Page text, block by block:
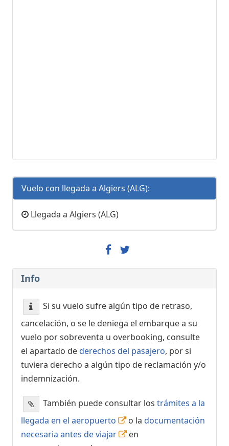
Vuelo con llegada a Algiers (ALG):
Llegada a Algiers (ALG)
Info
Si su vuelo sufre algún tipo de retraso,
cancelación, o se le deniega el embarque a su
vuelo por sobreventa u overbooking, consulte
el apartado dederechos del pasajero, por si
tuviera derecho a algún tipo de reclamación y/o
indemnización.
También puede consultar los trámites a la
llegada en el aeropuerto
o la documentación
necesaria antes de viajar
en